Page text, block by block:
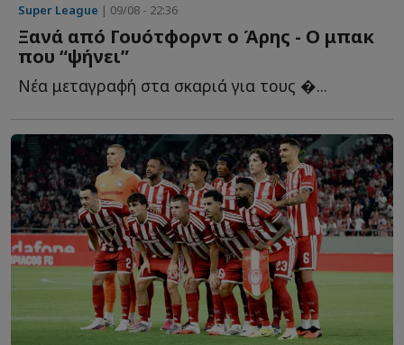
Super League | 09/08 - 22:36
Ξανά από Γουότφορντ ο Άρης - Ο μπακ
που “ψήνει”
Νέα μεταγραφή στα σκαριά για τους �...